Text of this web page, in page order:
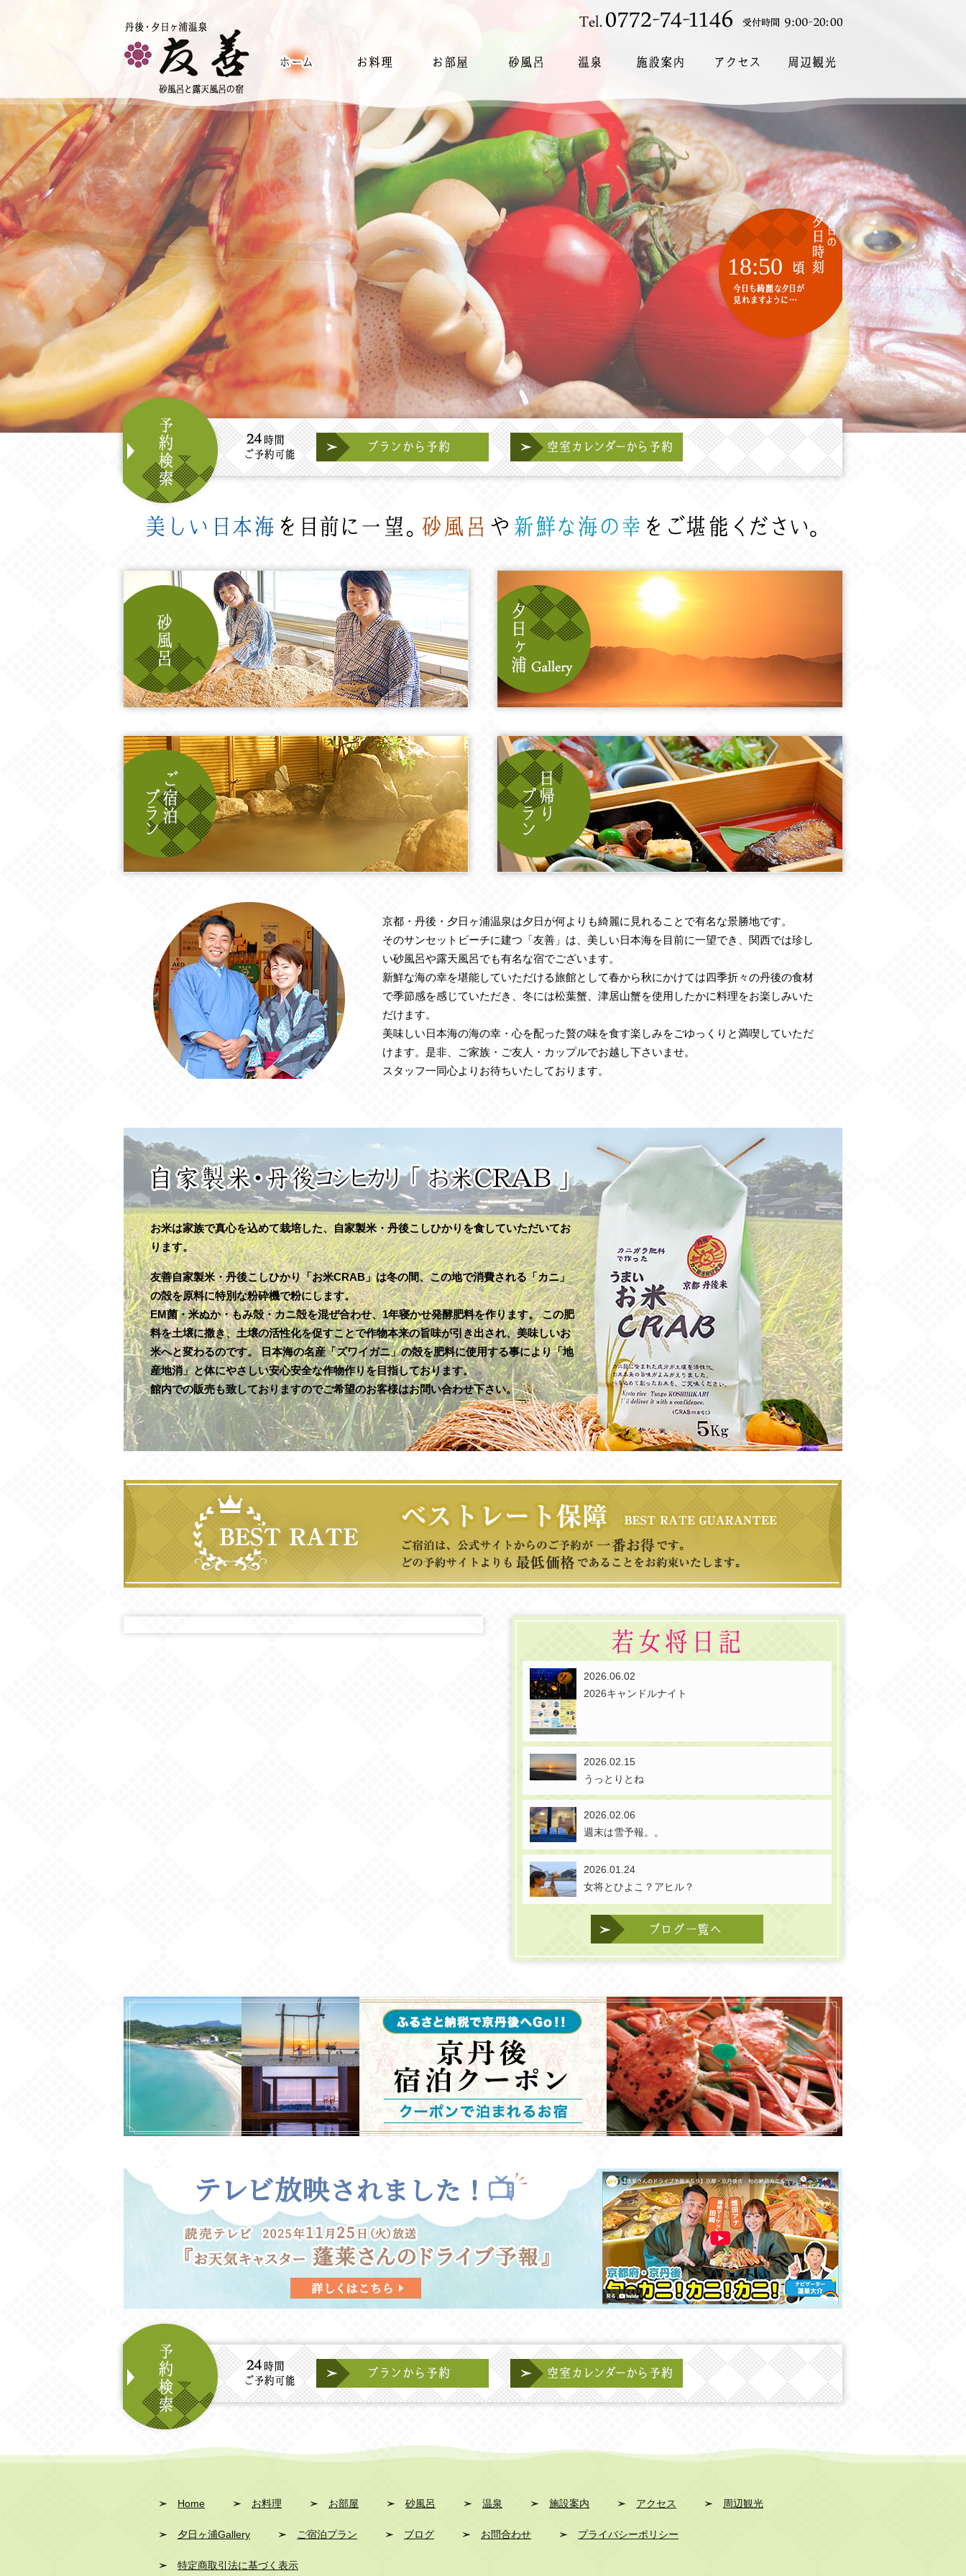
18:50
京都・丹後・夕日ヶ浦温泉は夕日が何よりも綺麗に見れることで有名な景勝地です。
そのサンセットビーチに建つ「友善」は、美しい日本海を目前に一望でき、関西では珍し
い砂風呂や露天風呂でも有名な宿でございます。
新鮮な海の幸を堪能していただける旅館として春から秋にかけては四季折々の丹後の食材
で季節感を感じていただき、冬には松葉蟹、津居山蟹を使用したかに料理をお楽しみいた
だけます。
美味しい日本海の海の幸・心を配った贅の味を食す楽しみをごゆっくりと満喫していただ
けます。是非、ご家族・ご友人・カップルでお越し下さいませ。
スタッフ一同心よりお待ちいたしております。
お米は家族で真心を込めて栽培した、自家製米・丹後こしひかりを食していただいてお
ります。
友善自家製米・丹後こしひかり「お米CRAB」は冬の間、この地で消費される「カニ」
の殻を原料に特別な粉砕機で粉にします。
EM菌・米ぬか・もみ殻・カニ殻を混ぜ合わせ、1年寝かせ発酵肥料を作ります。 この肥
料を土壌に撒き、土壌の活性化を促すことで作物本来の旨味が引き出され、美味しいお
米へと変わるのです。 日本海の名産「ズワイガニ」の殻を肥料に使用する事により「地
産地消」と体にやさしい安心安全な作物作りを目指しております。
館内での販売も致しておりますのでご希望のお客様はお問い合わせ下さい。
2026.06.02
2026キャンドルナイト
2026.02.15
うっとりとね
2026.02.06
週末は雪予報。。
2026.01.24
女将とひよこ？アヒル？
Home お料理 お部屋 砂風呂 温泉 施設案内 アクセス 周辺観光
夕日ヶ浦Gallery ご宿泊プラン ブログ お問合わせ プライバシーポリシー
特定商取引法に基づく表示